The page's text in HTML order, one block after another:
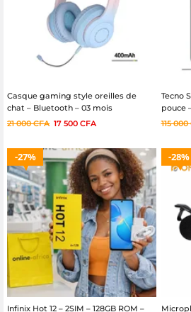
Casque gaming style oreilles de
chat – Bluetooth – 03 mois
21 000CFA 17 500 CFA
Tecno
pouce
115 000
27%
Infinix Hot 12 – 2SIM – 128GB ROM –
28%